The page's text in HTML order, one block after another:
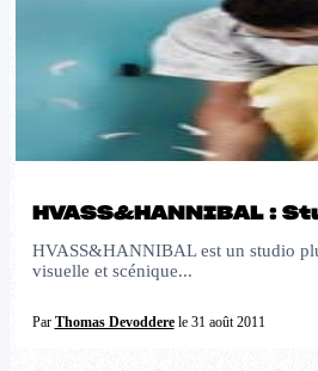
HVASS&HANNIBAL :
HVASS&HANNIBAL est un studio
visuelle et scénique...
Par Thomas Devodderele 31 août 2011